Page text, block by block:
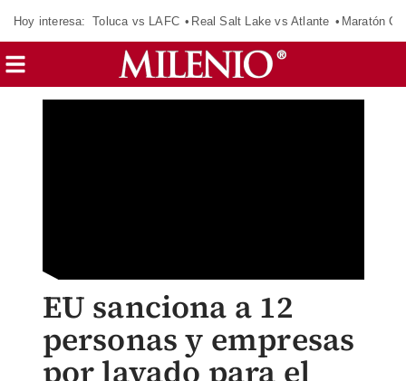
Hoy interesa: Toluca vs LAFC Real Salt Lake vs Atlante Maratón
EU sanciona a 12
personas y empresas
por lavado para el